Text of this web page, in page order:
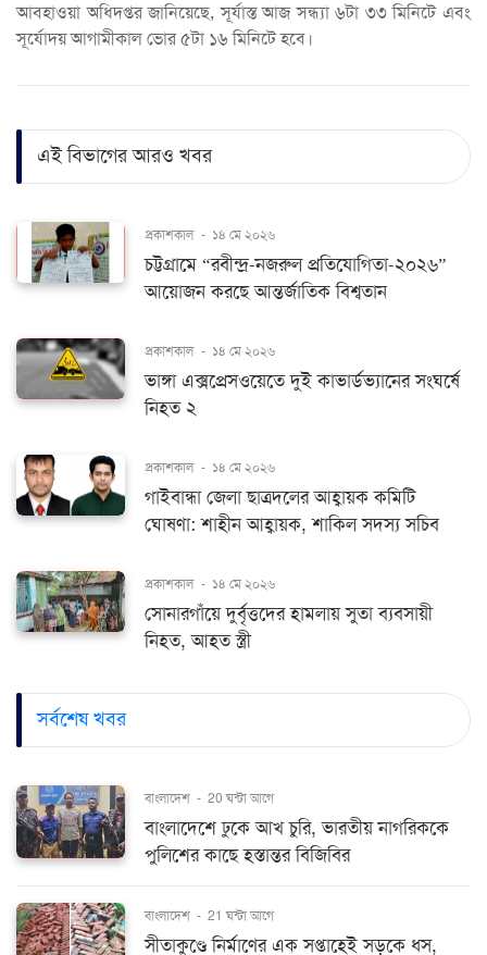
আবহাওয়া অধিদপ্তর জানিয়েছে, সূর্যাস্ত আজ সন্ধ্যা ৬টা ৩৩ মিনিটে এবং
সূর্যোদয় আগামীকাল ভোর ৫টা ১৬ মিনিটে হবে।
এই বিভাগের আরও খবর
প্রকাশকাল - ১৪ মে ২০২৬
চট্টগ্রামে “রবীন্দ্র-নজরুল প্রতিযোগিতা-২০২৬”
আয়োজন করছে আন্তর্জাতিক বিশ্বতান
প্রকাশকাল - ১৪ মে ২০২৬
ভাঙ্গা এক্সপ্রেসওয়েতে দুই কাভার্ডভ্যানের সংঘর্ষে
নিহত ২
প্রকাশকাল - ১৪ মে ২০২৬
গাইবান্ধা জেলা ছাত্রদলের আহ্বায়ক কমিটি
ঘোষণা: শাহীন আহ্বায়ক, শাকিল সদস্য সচিব
প্রকাশকাল - ১৪ মে ২০২৬
সোনারগাঁয়ে দুর্বৃত্তদের হামলায় সুতা ব্যবসায়ী
নিহত, আহত স্ত্রী
সর্বশেষ খবর
বাংলাদেশ - 20 ঘন্টা আগে
বাংলাদেশে ঢুকে আখ চুরি, ভারতীয় নাগরিককে
পুলিশের কাছে হস্তান্তর বিজিবির
বাংলাদেশ - 21 ঘন্টা আগে
সীতাকুণ্ডে নির্মাণের এক সপ্তাহেই সড়কে ধস,